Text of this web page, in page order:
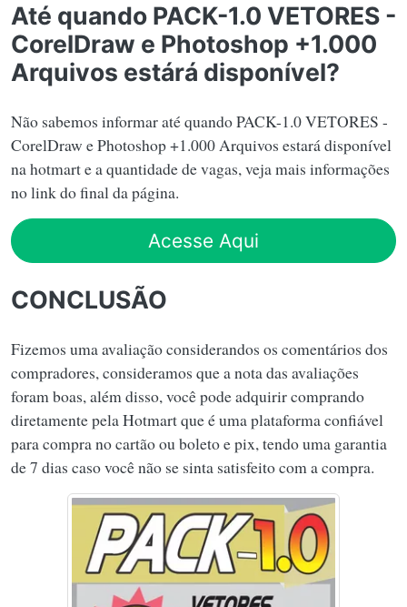
Até quando PACK-1.0 VETORES -
CorelDraw e Photoshop +1.000
Arquivos estárá disponível?
Não sabemos informar até quando PACK-1.0 VETORES -
CorelDraw e Photoshop +1.000 Arquivos estará disponível
na hotmart e a quantidade de vagas, veja mais informações
no link do final da página.
Acesse Aqui
CONCLUSÃO
Fizemos uma avaliação considerandos os comentários dos
compradores, consideramos que a nota das avaliações
foram boas, além disso, você pode adquirir comprando
diretamente pela Hotmart que é uma plataforma confiável
para compra no cartão ou boleto e pix, tendo uma garantia
de 7 dias caso você não se sinta satisfeito com a compra.